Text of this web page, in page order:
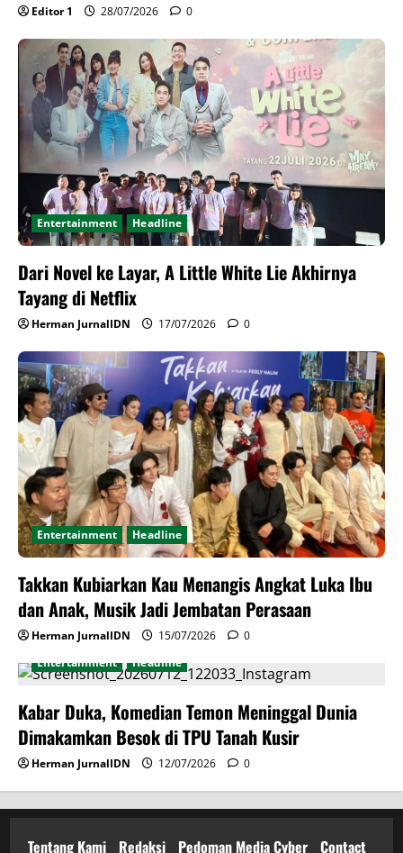
Editor 1 28/07/2026 0
Entertainment Headline
Dari Novel ke Layar, A Little White Lie Akhirnya
Tayang di Netflix
Herman JurnalIDN 17/07/2026 0
Entertainment Headline
Takkan Kubiarkan Kau Menangis Angkat Luka Ibu
dan Anak, Musik Jadi Jembatan Perasaan
Herman JurnalIDN 15/07/2026
0
Entertainment
Headline
Kabar Duka, Komedian Temon Meninggal Dunia
Dimakamkan Besok di TPU Tanah Kusir
Herman JurnalIDN 12/07/2026 0
Tentang Kami Redaksi Pedoman Media Cyber Contact